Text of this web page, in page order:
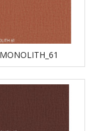
MONOLITH_61